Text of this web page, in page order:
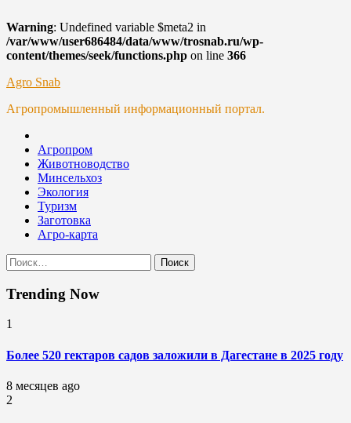
Warning: Undefined variable $meta2 in
/var/www/user686484/data/www/trosnab.ru/wp-
content/themes/seek/functions.php on line 366
Skip
content
Agro Snab
Агропромышленный информационный портал.
Агропром
Животноводство
Минсельхоз
Экология
Туризм
Заготовка
Агро-карта
Найти:
Trending Now
1
Более 520 гектаров садов заложили в Дагестане в 2025 году
8 месяцев ago
2